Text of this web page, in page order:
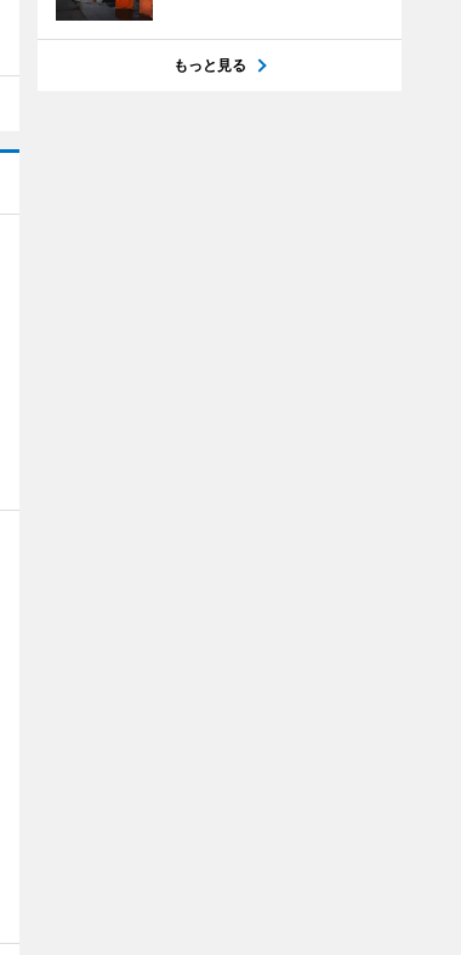
もっと見る